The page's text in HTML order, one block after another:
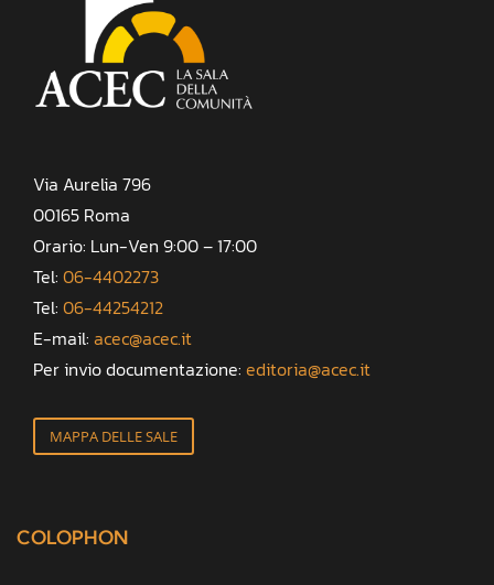
Via Aurelia 796
00165 Roma
Orario: Lun-Ven 9:00 – 17:00
Tel: 06-4402273
Tel: 06-44254212
E-mail: acec@acec.it
Per invio documentazione: editoria@acec.it
MAPPA DELLE SALE
COLOPHON